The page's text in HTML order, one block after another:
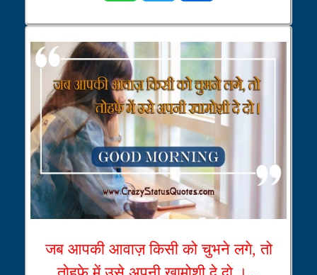
जब आपकी आवाज़ किसी को चुभने लगे, तो